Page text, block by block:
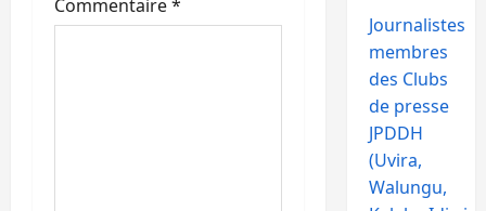
r
Commentaire*
Journalistes
membres
des Clubs
de presse
JPDDH
(Uvira,
Walungu,